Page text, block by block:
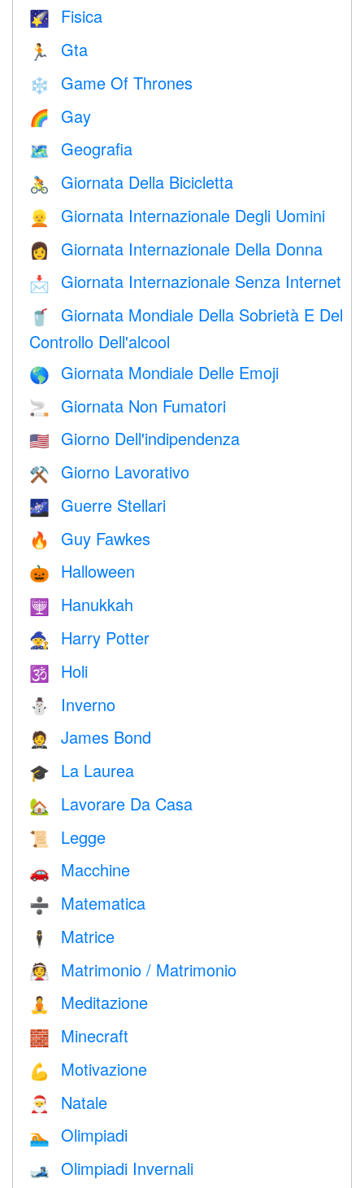
🌠 Fisica
🏃 Gta
❄️ Game Of Thrones
🌈 Gay
🗺 Geografia
🚴 Giornata Della Bicicletta
👱 Giornata Internazionale Degli Uomini
👩 Giornata Internazionale Della Donna
📩 Giornata Internazionale Senza Internet
🥤
Giornata Mondiale Della Sobrietà E Del
Controllo Dell'alcool
🌎 Giornata Mondiale Delle Emoji
🚬 Giornata Non Fumatori
🇺🇸 Giorno Dell'indipendenza
⚒️ Giorno Lavorativo
🌌 Guerre Stellari
🔥 Guy Fawkes
🎃 Halloween
🕎 Hanukkah
🧙 Harry Potter
🕉 Holi
⛄ Inverno
🤵 James Bond
🎓 La Laurea
🏡 Lavorare Da Casa
📜 Legge
🚗 Macchine
➗ Matematica
🕴️ Matrice
👰 Matrimonio / Matrimonio
🧘 Meditazione
🧱 Minecraft
💪 Motivazione
🎅 Natale
🏊 Olimpiadi
🎿 Olimpiadi Invernali